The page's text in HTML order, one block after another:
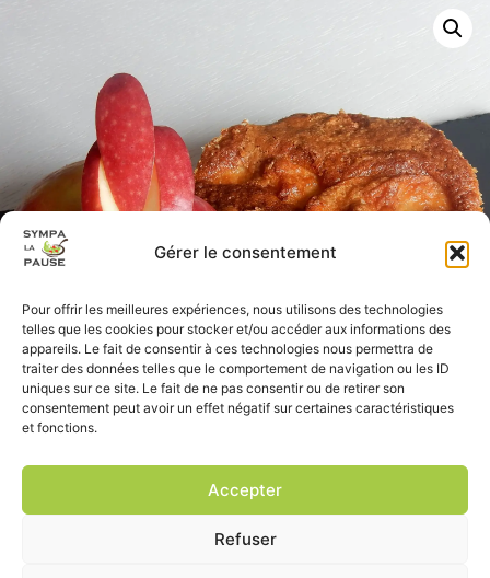
Gérer le consentement
Pour offrir les meilleures expériences, nous utilisons des technologies
telles que les cookies pour stocker et/ou accéder aux informations des
appareils. Le fait de consentir à ces technologies nous permettra de
traiter des données telles que le comportement de navigation ou les ID
uniques sur ce site. Le fait de ne pas consentir ou de retirer son
consentement peut avoir un effet négatif sur certaines caractéristiques
et fonctions.
Accepter
Refuser